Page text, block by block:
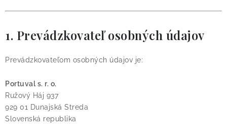
1. Prevádzkovateľ osobných údajov
Prevádzkovateľom osobných údajov je:
Portuval s. r. o.
Ružový Háj 937
929 01 Dunajská Streda
Slovenská republika